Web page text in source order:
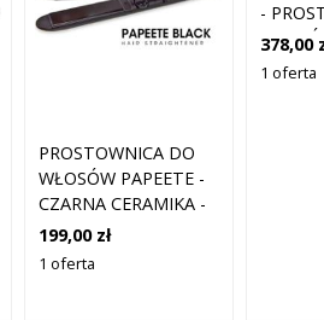
PROSTOWNICA DO
WŁOSÓW PAPEETE -
CZARNA CERAMIKA -
STHAUER
199,00 zł
1 oferta
-
378,00
1 oferta